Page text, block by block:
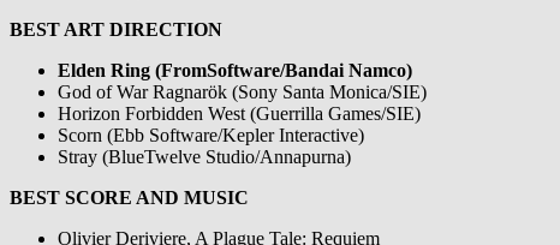
BEST ART DIRECTION
Elden Ring (FromSoftware/Bandai Namco)
God of War Ragnarök (Sony Santa Monica/SIE)
Horizon Forbidden West (Guerrilla Games/SIE)
Scorn (Ebb Software/Kepler Interactive)
Stray (BlueTwelve Studio/Annapurna)
BEST SCORE AND MUSIC
Olivier Deriviere, A Plague Tale: Requiem